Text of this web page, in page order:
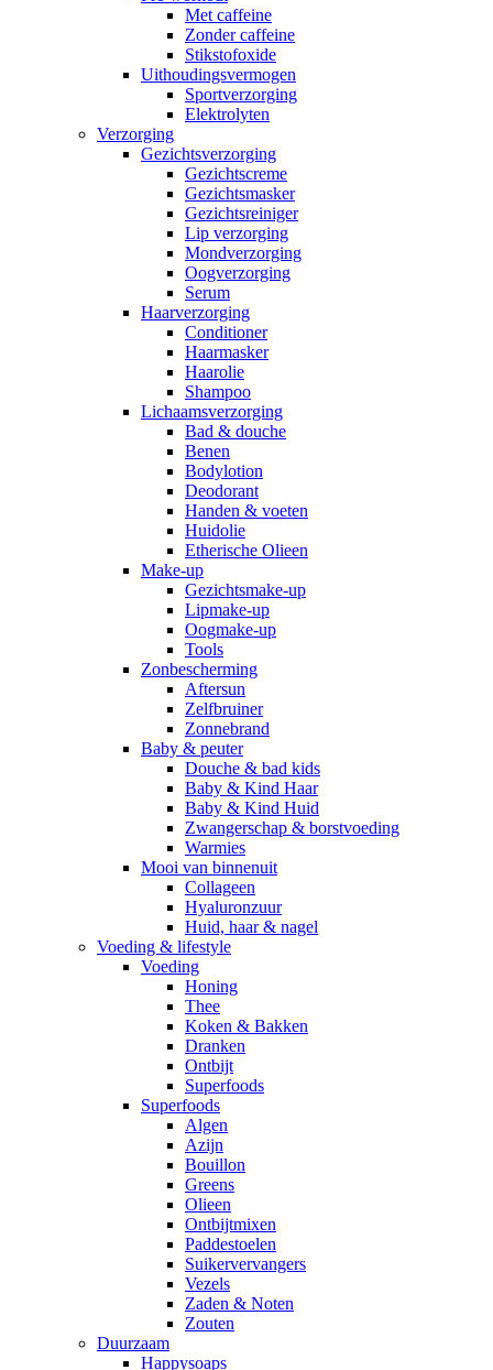
Met caffeine
Zonder caffeine
Stikstofoxide
Uithoudingsvermogen
Sportverzorging
Elektrolyten
Verzorging
Gezichtsverzorging
Gezichtscreme
Gezichtsmasker
Gezichtsreiniger
Lip verzorging
Mondverzorging
Oogverzorging
Serum
Haarverzorging
Conditioner
Haarmasker
Haarolie
Shampoo
Lichaamsverzorging
Bad & douche
Benen
Bodylotion
Deodorant
Handen & voeten
Huidolie
Etherische Olieen
Make-up
Gezichtsmake-up
Lipmake-up
Oogmake-up
Tools
Zonbescherming
Aftersun
Zelfbruiner
Zonnebrand
Baby & peuter
Douche & bad kids
Baby & Kind Haar
Baby & Kind Huid
Zwangerschap & borstvoeding
Warmies
Mooi van binnenuit
Collageen
Hyaluronzuur
Huid, haar & nagel
Voeding & lifestyle
Voeding
Honing
Thee
Koken & Bakken
Dranken
Ontbijt
Superfoods
Superfoods
Algen
Azijn
Bouillon
Greens
Olieen
Ontbijtmixen
Paddestoelen
Suikervervangers
Vezels
Zaden & Noten
Zouten
Duurzaam
Happysoaps